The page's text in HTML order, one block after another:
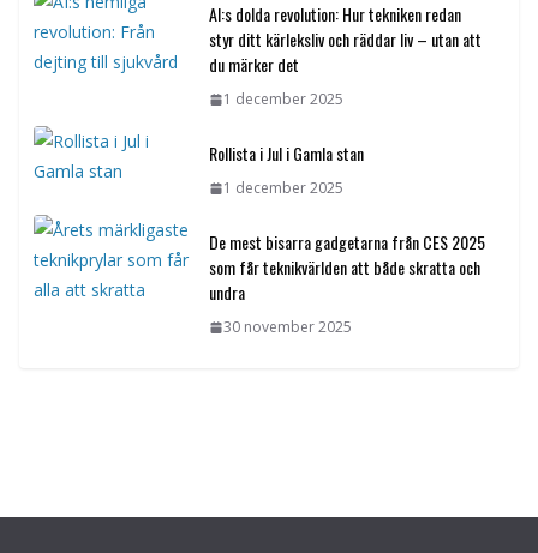
AI:s dolda revolution: Hur tekniken redan
styr ditt kärleksliv och räddar liv – utan att
du märker det
1 december 2025
Rollista i Jul i Gamla stan
1 december 2025
De mest bisarra gadgetarna från CES 2025
som får teknikvärlden att både skratta och
undra
30 november 2025